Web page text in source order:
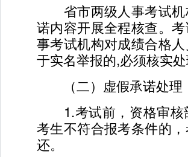
省市两级人事考试机
诺内容开展全程核查。
事考试机构对成绩合格
于实名举报的,必须核实处
（二）虚假承诺处理
1.考试前，资格审核
考生不符合报考条件的
还。